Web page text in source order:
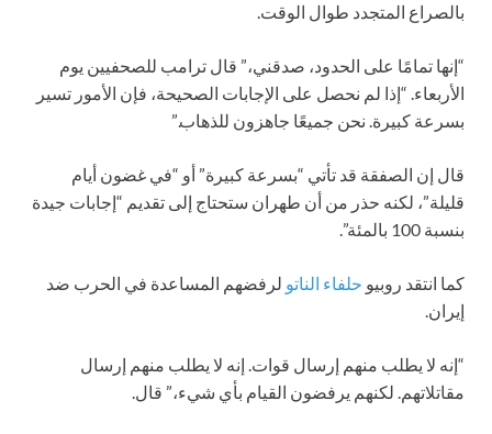
بالصراع المتجدد طوال الوقت.
“إنها تمامًا على الحدود، صدقني،” قال ترامب للصحفيين يوم
الأربعاء. “إذا لم نحصل على الإجابات الصحيحة، فإن الأمور تسير
بسرعة كبيرة. نحن جميعًا جاهزون للذهاب.”
قال إن الصفقة قد تأتي “بسرعة كبيرة” أو “في غضون أيام
قليلة”، لكنه حذر من أن طهران ستحتاج إلى تقديم “إجابات جيدة
بنسبة 100 بالمئة”.
كما انتقد روبيو حلفاء الناتو لرفضهم المساعدة في الحرب ضد
إيران.
“إنه لا يطلب منهم إرسال قوات. إنه لا يطلب منهم إرسال
مقاتلاتهم. لكنهم يرفضون القيام بأي شيء،” قال.